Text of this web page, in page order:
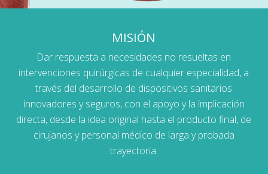
MISIÓN
Dar respuesta a necesidades no resueltas en
intervenciones quirúrgicas de cualquier especialidad, a
través del desarrollo de dispositivos sanitarios
innovadores y seguros, con el apoyo y la implicación
directa, desde la idea original hasta el producto final, de
cirujanos y personal médico de larga y probada
trayectoria.